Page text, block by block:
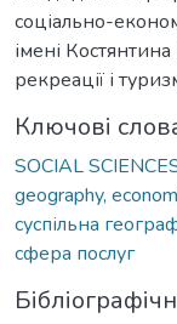
соціально-
імені
рекреації і
Ключові
SOCIAL
geography,
суспільна
сфера послуг